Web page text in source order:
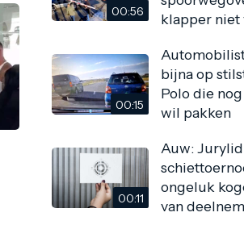
00:56
klapper niet
00:15
bijna op
Polo die
wil pakken
00:11
Auw:
ongeluk
van